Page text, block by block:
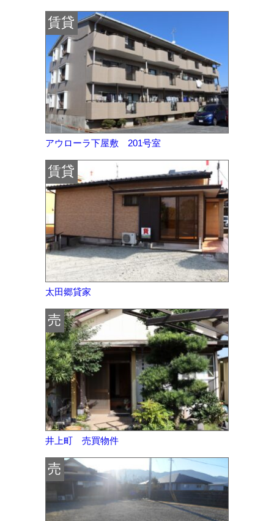
アウローラ下屋敷 201号室
賃貸
太田郷貸家
賃貸
井上町 売買物件
売
売